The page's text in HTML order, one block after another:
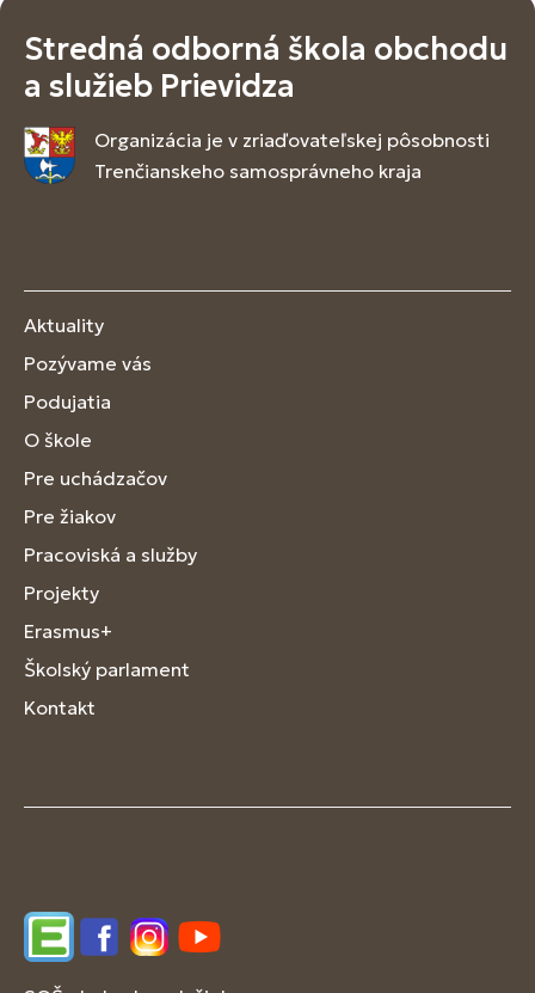
Stredná odborná škola obchodu
a služieb Prievidza
Organizácia je v zriaďovateľskej pôsobnosti
Trenčianskeho samosprávneho kraja
Aktuality
Pozývame vás
Podujatia
O škole
Pre uchádzačov
Pre žiakov
Pracoviská a služby
Projekty
Erasmus+
Školský parlament
Kontakt
EdupageFacebookInstagram
YouTube